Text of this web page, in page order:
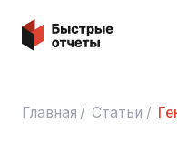
Быстрые отчеты
Главная / Статьи /